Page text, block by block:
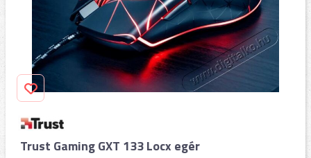
Trust Gaming GXT 133 Locx egér